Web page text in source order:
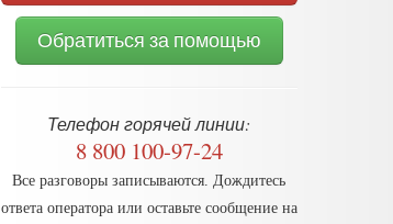
Обратиться за помощью
Телефон горячей линии:
8 800 100-97-24
Все разговоры записываются. Дождитесь
ответа оператора или оставьте сообщение на